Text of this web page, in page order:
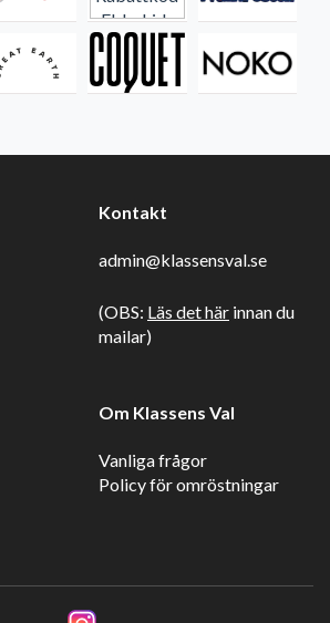
Kontakt
admin@klassensval.se
(OBS: Läs det här innan du
mailar)
Om Klassens Val
Vanliga frågor
Policy för omröstningar